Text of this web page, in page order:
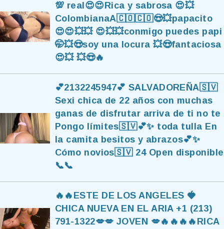
💯 real😍😍Rica y sabrosa 😍💥
ColombianaA🇨🇴🇨🇴😍💥papacito
😍😍💥💥 😍💥💥conmigo puedes papi
🤭💥😍soy una locura 💥😍fantaciosa
😍💥 💥😍🔥
💕2132245947💕 SALVADOREÑA🇸🇻
Sexi chica de 22 años con muchas
ganas de disfrutar arriva de ti no te
Pongo límites🇸🇻💕✨ toda tulla En
la camita besitos y abrazos💕✨
Cómo novios🇸🇻 24 Open disponible
📞📞
🔥🔥ESTE DE LOS ANGELES 🍓
CHICA NUEVA EN EL ARIA +1 (213)
791-1322💋💋 JOVEN 💋🔥🔥🔥🔥RICA